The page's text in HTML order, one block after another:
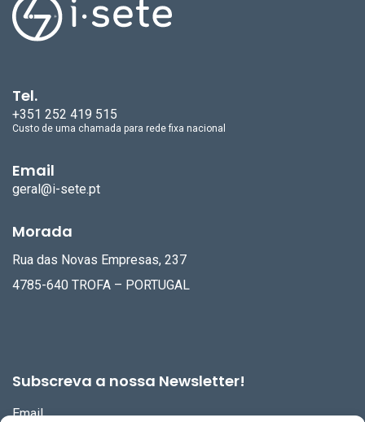
Tel.
+351 252 419 515
Custo de uma chamada para rede fixa nacional
Email
geral@i-sete.pt
Morada
Rua das Novas Empresas, 237
4785-640 TROFA – PORTUGAL
Subscreva a nossa Newsletter!
Email